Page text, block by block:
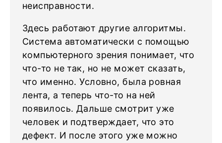
неисправности.
Здесь работают другие алгоритмы.
Система автоматически с помощью
компьютерного зрения понимает, что
что-то не так, но не может сказать,
что именно. Условно, была ровная
лента, а теперь что-то на ней
появилось. Дальше смотрит уже
человек и подтверждает, что это
дефект. И после этого уже можно